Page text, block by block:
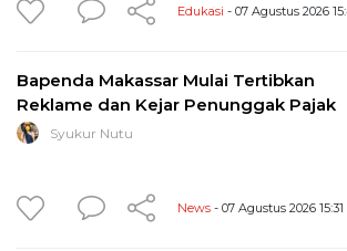
Edukasi - 07 Agustus 2026
Bapenda Makassar Mulai Tertibkan
Reklame dan Kejar Penunggak Pajak
Syukur Nutu
News - 07 Agustus 2026 15:31